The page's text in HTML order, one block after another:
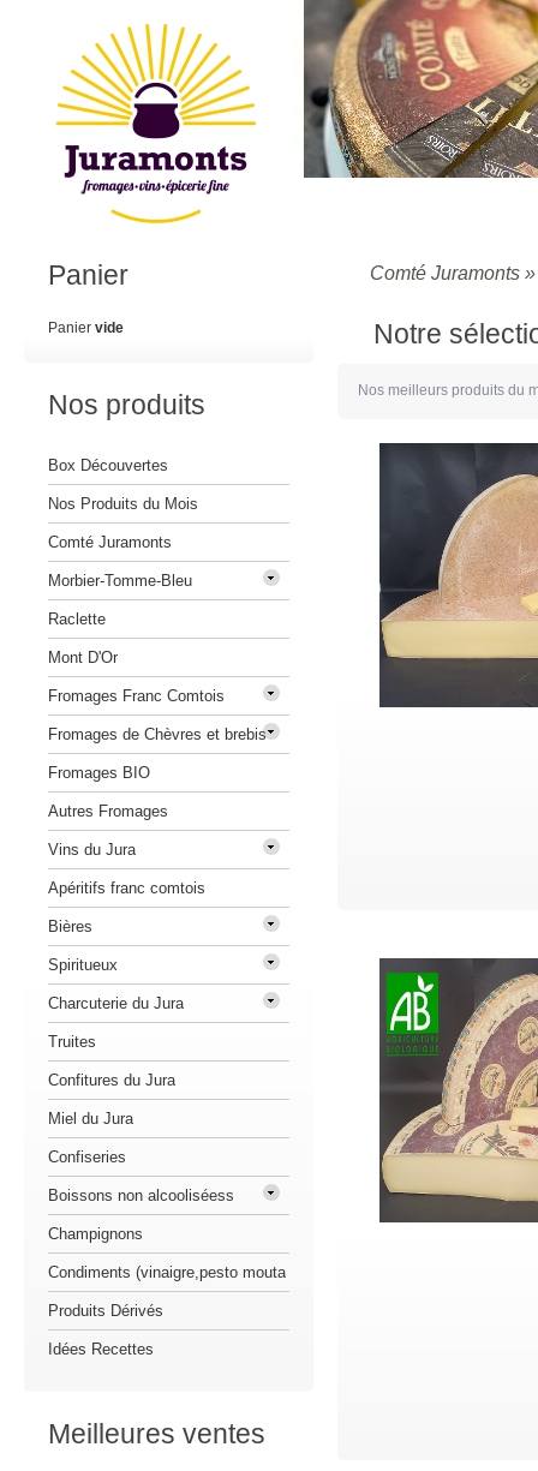
Comté Juramonts
Notre
Nos meilleurs produits du
Panier
Panier vide
Nos produits
Box Découvertes
Nos Produits du Mois
Comté Juramonts
Morbier-Tomme-Bleu
Raclette
Mont D'Or
Fromages Franc Comtois
Fromages de Chèvres et brebis
Fromages BIO
Autres Fromages
Vins du Jura
Apéritifs franc comtois
Bières
Spiritueux
Charcuterie du Jura
Truites
Confitures du Jura
Miel du Jura
Confiseries
Boissons non alcooliséess
Champignons
Condiments (vinaigre,pesto mouta
Produits Dérivés
Idées Recettes
Meilleures ventes